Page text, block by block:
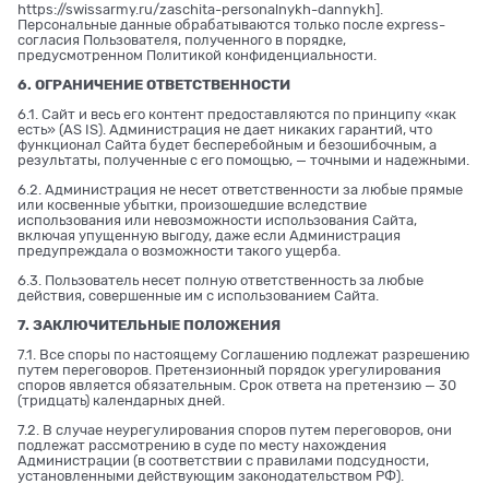
https://swissarmy.ru/zaschita-personalnykh-dannykh].
Персональные данные обрабатываются только после express-
согласия Пользователя, полученного в порядке,
предусмотренном Политикой конфиденциальности.
6. ОГРАНИЧЕНИЕ ОТВЕТСТВЕННОСТИ
6.1. Сайт и весь его контент предоставляются по принципу «как
есть» (AS IS). Администрация не дает никаких гарантий, что
функционал Сайта будет бесперебойным и безошибочным, а
результаты, полученные с его помощью, — точными и надежными.
6.2. Администрация не несет ответственности за любые прямые
или косвенные убытки, произошедшие вследствие
использования или невозможности использования Сайта,
включая упущенную выгоду, даже если Администрация
предупреждала о возможности такого ущерба.
6.3. Пользователь несет полную ответственность за любые
действия, совершенные им с использованием Сайта.
7. ЗАКЛЮЧИТЕЛЬНЫЕ ПОЛОЖЕНИЯ
7.1. Все споры по настоящему Соглашению подлежат разрешению
путем переговоров. Претензионный порядок урегулирования
споров является обязательным. Срок ответа на претензию — 30
(тридцать) календарных дней.
7.2. В случае неурегулирования споров путем переговоров, они
подлежат рассмотрению в суде по месту нахождения
Администрации (в соответствии с правилами подсудности,
установленными действующим законодательством РФ).